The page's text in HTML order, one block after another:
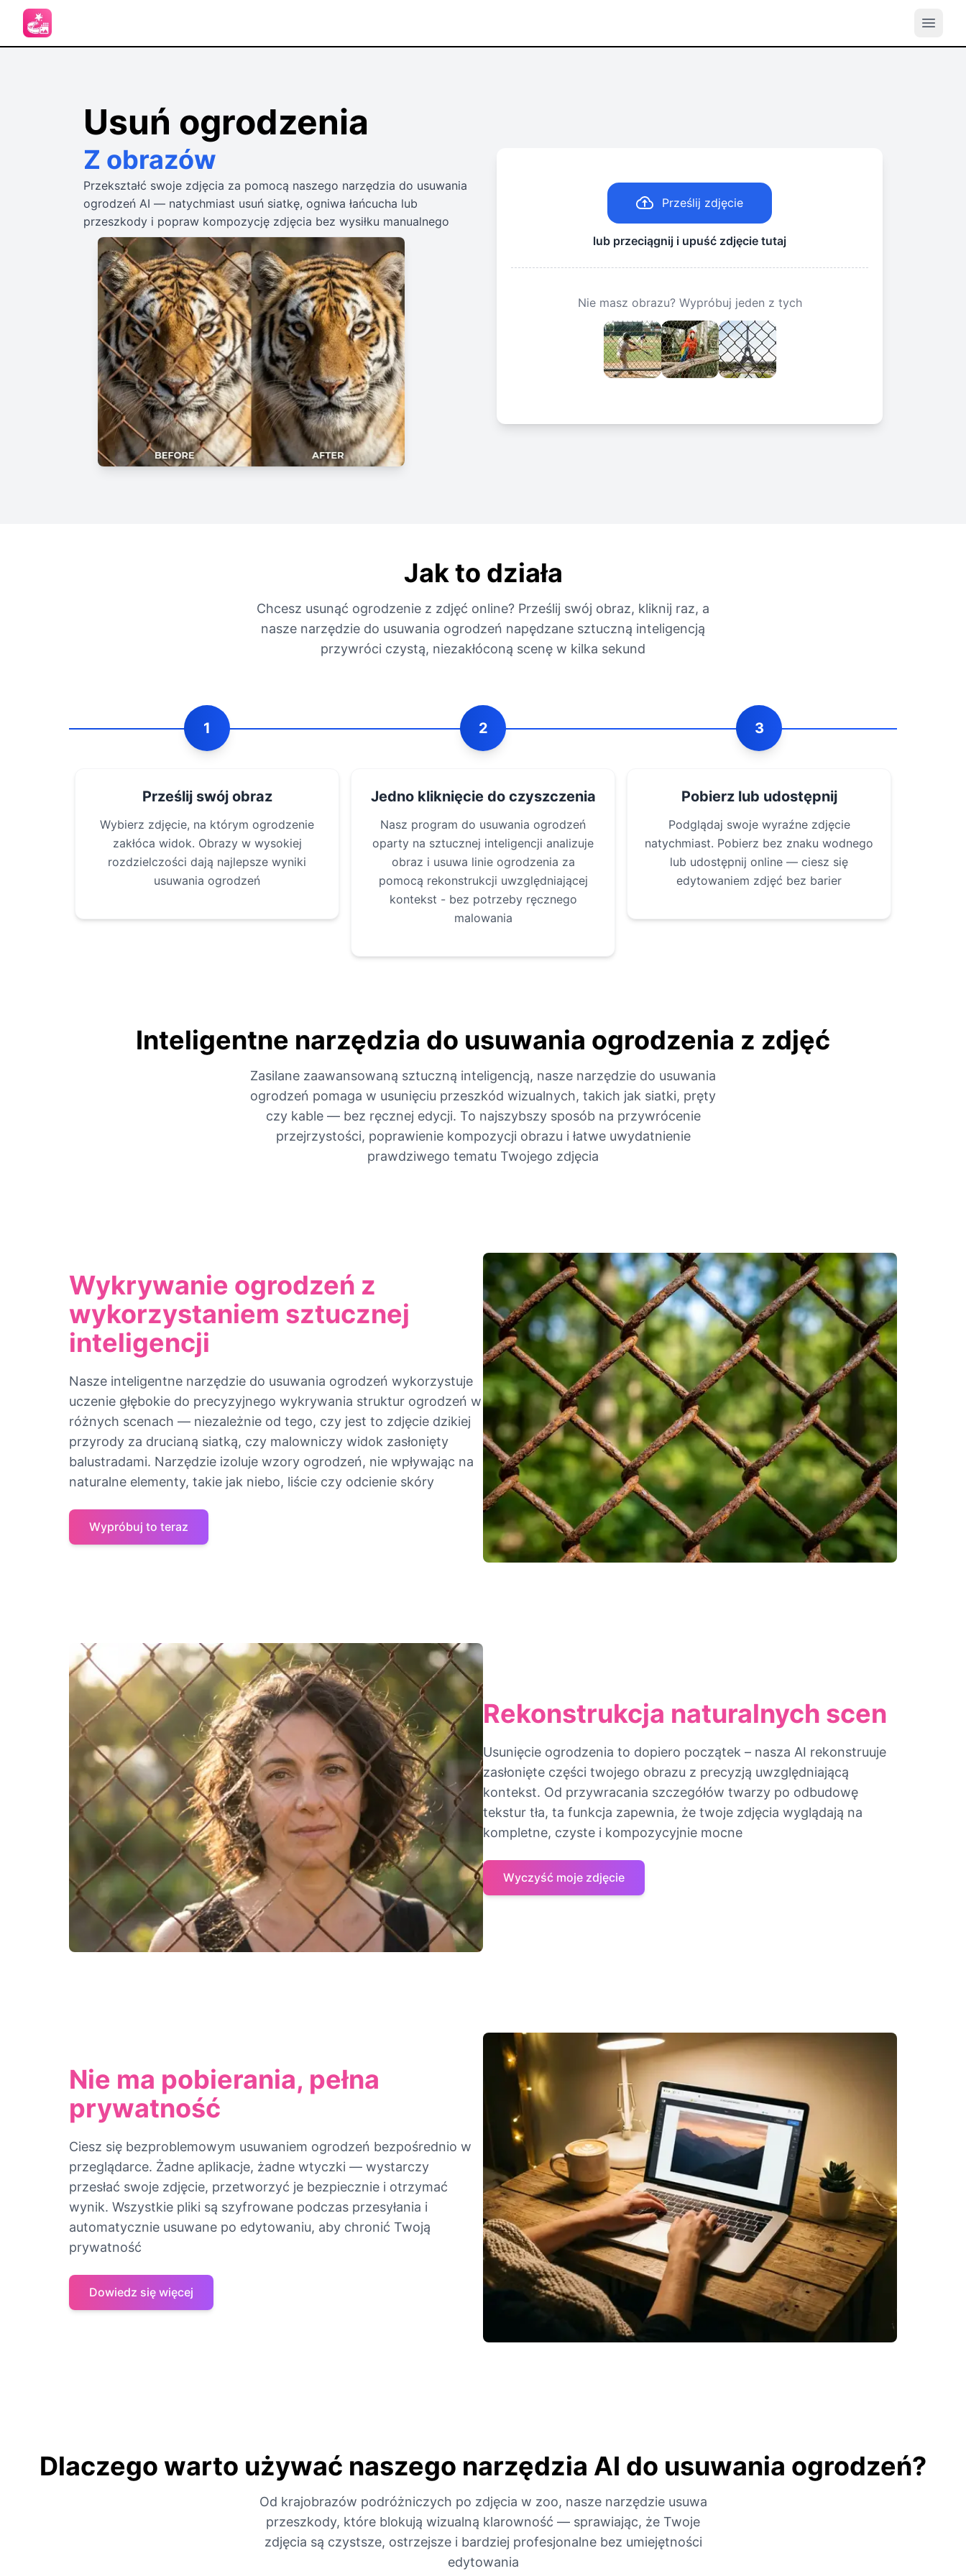
Usuń ogrodzenia
Z obrazów
Przekształć swoje zdjęcia za pomocą naszego narzędzia do usuwania
ogrodzeń AI — natychmiast usuń siatkę, ogniwa łańcucha lub
przeszkody i popraw kompozycję zdjęcia bez wysiłku manualnego
Prześlij zdjęcie
lub przeciągnij i upuść zdjęcie tutaj
Nie masz obrazu? Wypróbuj jeden z tych
Jak to działa
Chcesz usunąć ogrodzenie z zdjęć online? Prześlij swój obraz, kliknij raz, a
nasze narzędzie do usuwania ogrodzeń napędzane sztuczną inteligencją
przywróci czystą, niezakłóconą scenę w kilka sekund
1
Prześlij swój obraz
Wybierz zdjęcie, na którym ogrodzenie
zakłóca widok. Obrazy w wysokiej
rozdzielczości dają najlepsze wyniki
usuwania ogrodzeń
2
Jedno kliknięcie do czyszczenia
Nasz program do usuwania ogrodzeń
oparty na sztucznej inteligencji analizuje
obraz i usuwa linie ogrodzenia za
pomocą rekonstrukcji uwzględniającej
kontekst - bez potrzeby ręcznego
malowania
3
Pobierz lub udostępnij
Podglądaj swoje wyraźne zdjęcie
natychmiast. Pobierz bez znaku wodnego
lub udostępnij online — ciesz się
edytowaniem zdjęć bez barier
Inteligentne narzędzia do usuwania ogrodzenia z zdjęć
Zasilane zaawansowaną sztuczną inteligencją, nasze narzędzie do usuwania
ogrodzeń pomaga w usunięciu przeszkód wizualnych, takich jak siatki, pręty
czy kable — bez ręcznej edycji. To najszybszy sposób na przywrócenie
przejrzystości, poprawienie kompozycji obrazu i łatwe uwydatnienie
prawdziwego tematu Twojego zdjęcia
Wykrywanie ogrodzeń z
wykorzystaniem sztucznej
inteligencji
Nasze inteligentne narzędzie do usuwania ogrodzeń wykorzystuje
uczenie głębokie do precyzyjnego wykrywania struktur ogrodzeń w
różnych scenach — niezależnie od tego, czy jest to zdjęcie dzikiej
przyrody za drucianą siatką, czy malowniczy widok zasłonięty
balustradami. Narzędzie izoluje wzory ogrodzeń, nie wpływając na
naturalne elementy, takie jak niebo, liście czy odcienie skóry
Wypróbuj to teraz
Rekonstrukcja naturalnych scen
Usunięcie ogrodzenia to dopiero początek – nasza AI rekonstruuje
zasłonięte części twojego obrazu z precyzją uwzględniającą
kontekst. Od przywracania szczegółów twarzy po odbudowę
tekstur tła, ta funkcja zapewnia, że twoje zdjęcia wyglądają na
kompletne, czyste i kompozycyjnie mocne
Wyczyść moje zdjęcie
Nie ma pobierania, pełna
prywatność
Ciesz się bezproblemowym usuwaniem ogrodzeń bezpośrednio w
przeglądarce. Żadne aplikacje, żadne wtyczki — wystarczy
przesłać swoje zdjęcie, przetworzyć je bezpiecznie i otrzymać
wynik. Wszystkie pliki są szyfrowane podczas przesyłania i
automatycznie usuwane po edytowaniu, aby chronić Twoją
prywatność
Dowiedz się więcej
Dlaczego warto używać naszego narzędzia AI do usuwania ogrodzeń?
Od krajobrazów podróżniczych po zdjęcia w zoo, nasze narzędzie usuwa
przeszkody, które blokują wizualną klarowność — sprawiając, że Twoje
zdjęcia są czystsze, ostrzejsze i bardziej profesjonalne bez umiejętności
edytowania